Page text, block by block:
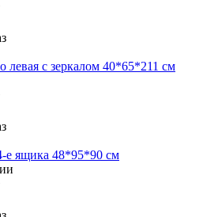
левая с зеркалом 40*65*211 см
е ящика 48*95*90 см